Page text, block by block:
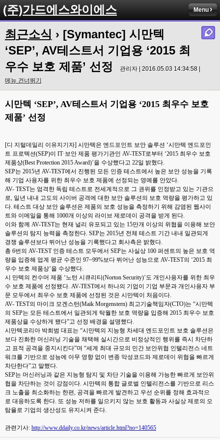
(주)가드에스와이에스 Menu
최근소식 › [Symantec] 시만텍
‘SEP’, AV테스트서 기업용 ‘2015 최
우수 보호 제품’ 선정
관리자 | 2016.05.03 14:34:58 |
메뉴 건너뛰기
시만텍 ‘SEP’, AV테스트서 기업용 ‘2015 최우수 보호
제품’ 선정
[디 지털데일리 이유지기자] 시만텍은 엔드포인트 보안 솔루션 ‘시만텍 엔드포인
트 프로텍션(SEP)이 IT·보안 제품 평가기관인 AV-TEST로부터 ‘2015 최우수 보호
제품상(Best Protection 2015 Award)’을 수상했다고 22일 밝혔다.
SEP는 2015년 AV-TEST에서 진행된 모든 인증 테스트에서 높은 보안 성능을 기록
해 기업 사용자를 위한 최우수 보호 제품에 선정되는 영예를 안았다.
AV- TEST는 엄격한 독립 테스트로 전세계적으로 그 권위를 인정받고 있는 기관으
로, 일년 내내 고도의 사이버 공격에 대한 보안 솔루션의 보호 역량을 평가하고 있
다. 테스트 대상 보안 솔루션은 제품의 보호 성능을 측정하기 위해 감염된 웹사이
트와 이메일을 통해 1000개 이상의 라이브 제로데이 공격을 받게 된다.
이와 함께 AV-TEST는 현재 널리 유포되고 있는 15만개 이상의 위협을 이용해 보안
솔루션의 탐지 능력을 측정한다. SEP는 2015년 전체 테스트 기간 내내 일관되게
경쟁 솔루션보다 뛰어난 성능을 기록했다고 회사측은 밝혔다.
총 6번의 AV-TEST 인증 테스트 모두에서 SEP는 사실상 100 퍼센트의 높은 보호 역
량을 입증해 업계 평균 수준인 97~99%보다 뛰어난 성능으로 AV-TEST의 ‘2015 최
우수 보호 제품상’을 수상했다.
시 만텍의 컨수머 제품 ‘노턴 시큐리티(Norton Security)’도 개인사용자를 위한 최우
수 보호 제품에 선정됐다. AV-TEST에서 하나의 기업이 기업 부문과 개인사용자 부
문 모두에서 최우수 보호 제품에 선정된 것은 시만텍이 처음이다.
AV- TEST의 마이크 모겐스턴(Maik Morgenstern) 최고기술책임자(CTO)는 “시만텍
의 SEP는 모든 테스트에서 일관되게 탁월한 보호 역량을 입증해 2015 최우수 보호
제품상을 수상하게 됐다”고 선정 배경을 설명했다.
시만텍코리아 박희범 대표는 “시만텍의 지능형 차세대 엔드포인트 보호 솔루션은
보다 진화한 머신러닝 기술을 채택해 실시간으로 비정상적인 행위를 즉시 차단하
고 표적 공격을 중지시킨다”며 “세계 최대 규모의 민간 보안위협 인텔리전스 네트
워크를 기반으로 성능에 아무 영향 없이 변종 악성코드와 제로데이 위협을 빠르게
차단한다”고 말했다.
SEP는 머신러닝과 같은 지능형 탐지 및 차단 기술을 이용해 가능한 빠르게 보안위
협을 차단하는 것이 강점이다. 시만텍의 통합 글로벌 인텔리전스를 기반으로 리스
크 노출을 최소화하는 한편, 공격을 빠르게 발견하고 우선 순위를 정해 효과적으
로 대응하도록 한다. 또 성능 저하를 일으키지 않는 보호 활동과 사실상 제로의 오
탐율로 기업의 생산성도 유지시켜 준다.
관련기사: http://www.ddaily.co.kr/news/article.html?no=140565